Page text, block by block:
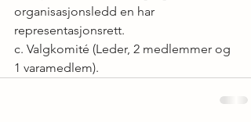
organisasjonsledd en har
representasjonsrett.
c. Valgkomité (Leder, 2 medlemmer og
1 varamedlem).